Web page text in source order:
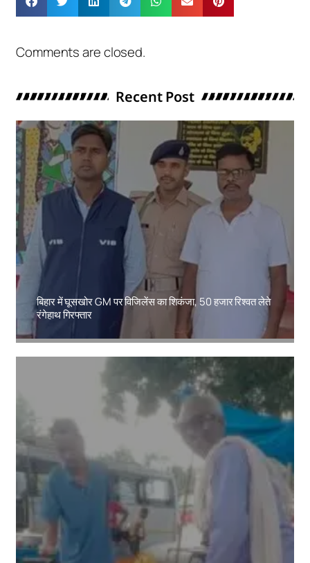
Comments are closed.
Recent Post
बिहार में घूसखोर GM पर विजिलेंस का शिकंजा, 50 हजार रिश्वत लेते
रंगेहाथ गिरफ्तार